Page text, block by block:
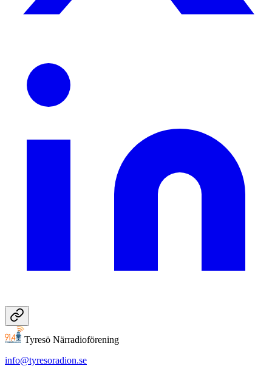
Tyresö Närradioförening
info@tyresoradion.se